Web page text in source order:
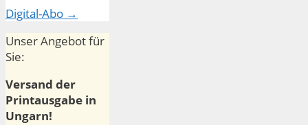
Digital-Abo →
Unser Angebot für
Sie:
Versand der
Printausgabe in
Ungarn!